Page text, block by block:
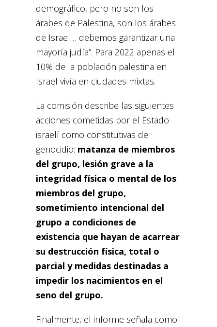
demográfico, pero no son los
árabes de Palestina, son los árabes
de Israel… debemos garantizar una
mayoría judía”. Para 2022 apenas el
10% de la población palestina en
Israel vivía en ciudades mixtas.
La comisión describe las siguientes
acciones cometidas por el Estado
israelí como constitutivas de
genocidio: matanza de miembros
del grupo, lesión grave a la
integridad física o mental de los
miembros del grupo,
sometimiento intencional del
grupo a condiciones de
existencia que hayan de acarrear
su destrucción física, total o
parcial y medidas destinadas a
impedir los nacimientos en el
seno del grupo.
Finalmente, el informe señala como